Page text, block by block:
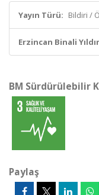
Yayın Türü: Bildiri /
Erzincan Binali
BM Sürdürülebilir
Paylaş